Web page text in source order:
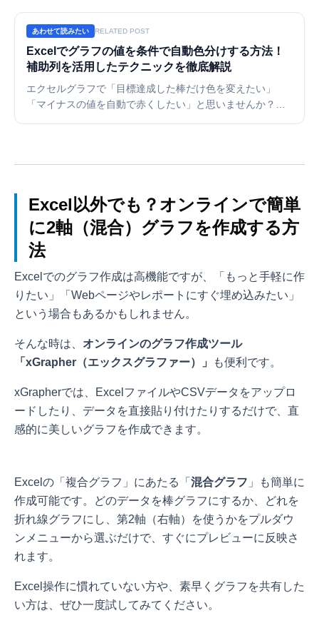
あわせて読みたい RELATED POST
Excelでグラフの値を条件で自動色分けする方法！
補助列を活用したテクニックを徹底解説
エクセルグラフで「目標達成した棒だけ色を変えたい」
「マイナスの値を自動で赤くしたい」と思いませんか？実
く解説します。
Excel以外でも？オンラインで簡単
に2軸（混合）グラフを作成する方
法
Excelでのグラフ作成は高機能ですが、「もっと手軽に作
りたい」「Webページやレポートにすぐ埋め込みたい」
という場合もあるかもしれません。
そんな時は、 オンラインのグラフ作成ツール
「xGrapher（エックスグラファー）」
も便利です。
xGrapherでは、ExcelファイルやCSVデータをアップロ
ードしたり、データを直接貼り付けたりするだけで、直
感的に美しいグラフを作成できます。
Excelの「複合グラフ」にあたる「 混合グラフ 」も簡単に
作成可能です。どのデータを棒グラフにするか、どれを
折れ線グラフにし、第2軸（右軸）を使うかをプルダウ
ンメニューから選ぶだけで、すぐにプレビューに反映さ
れます。
Excel操作に慣れていない方や、素早くグラフを共有した
い方は、ぜひ一度試してみてください。